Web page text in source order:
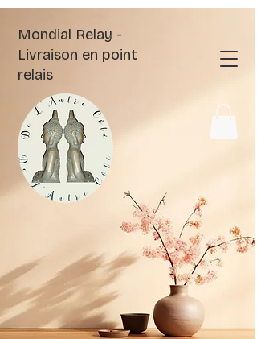
Mondial Relay -
Livraison en point
relais